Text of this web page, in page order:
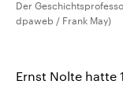
Der
dpaweb / Frank May)
Ernst Nolte hatte